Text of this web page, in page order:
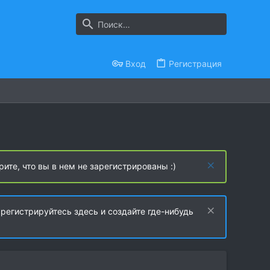
Вход Регистрация
что вы в нем не зарегистрированы :)
здесь и создайте где-нибудь